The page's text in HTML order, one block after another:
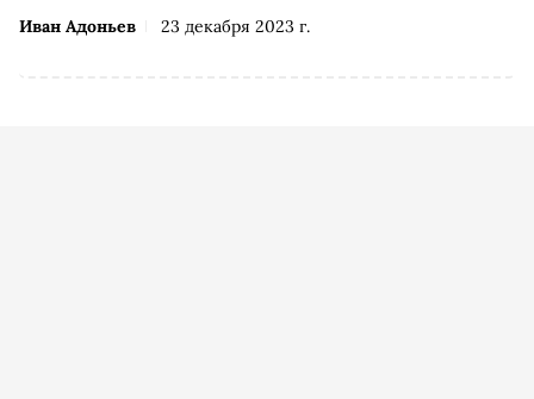
Иван Адоньев 23 декабря 2023 г.